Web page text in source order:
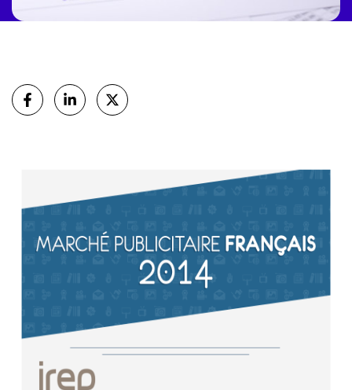
Partager
sur Facebook
sur Linkedinsur X (Twitter)